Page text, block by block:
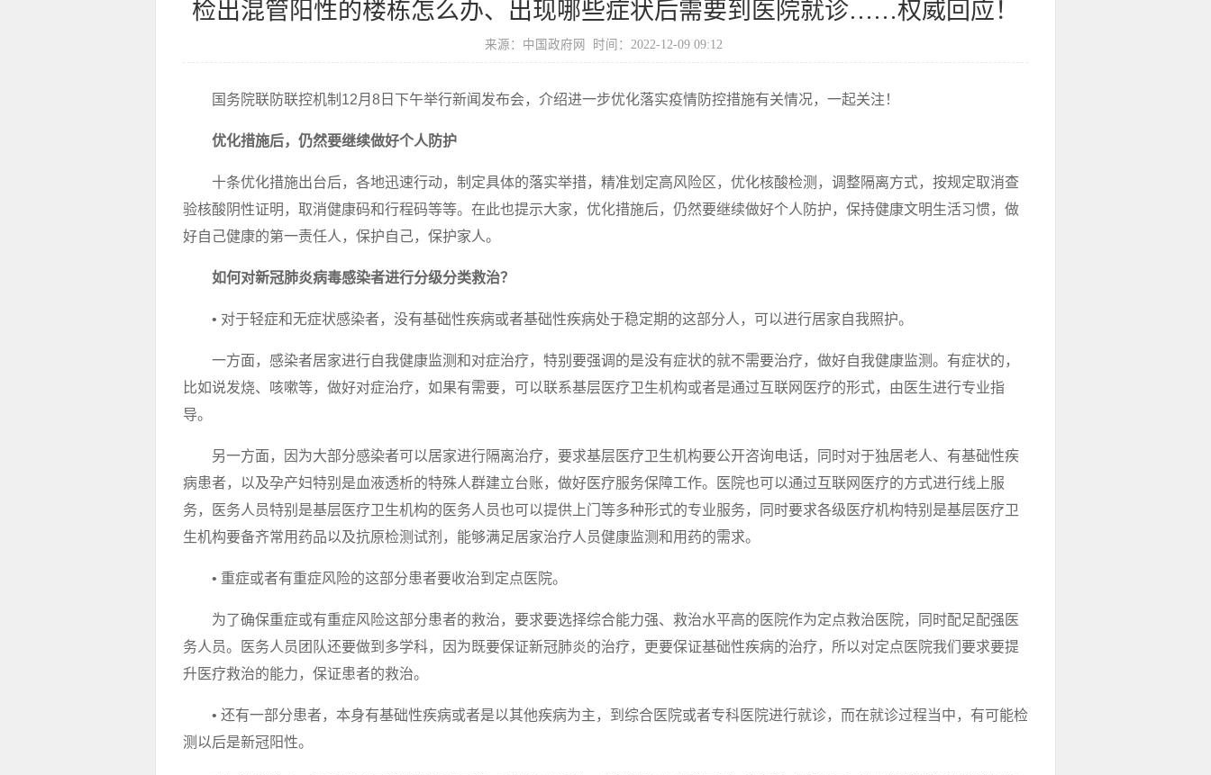
检出混管阳性的楼栋怎么办、出现哪些症状后需要到医院就诊……权威回应！
来源：中国政府网 时间：2022-12-09 09:12
国务院联防联控机制12月8日下午举行新闻发布会，介绍进一步优化落实疫情防控措施有关情况，一起关注！
优化措施后，仍然要继续做好个人防护
十条优化措施出台后，各地迅速行动，制定具体的落实举措，精准划定高风险区，优化核酸检测，调整隔离方式，按规定取消查
验核酸阴性证明，取消健康码和行程码等等。在此也提示大家，优化措施后，仍然要继续做好个人防护，保持健康文明生活习惯，做
好自己健康的第一责任人，保护自己，保护家人。
如何对新冠肺炎病毒感染者进行分级分类救治？
• 对于轻症和无症状感染者，没有基础性疾病或者基础性疾病处于稳定期的这部分人，可以进行居家自我照护。
一方面，感染者居家进行自我健康监测和对症治疗，特别要强调的是没有症状的就不需要治疗，做好自我健康监测。有症状的，
比如说发烧、咳嗽等，做好对症治疗，如果有需要，可以联系基层医疗卫生机构或者是通过互联网医疗的形式，由医生进行专业指
导。
另一方面，因为大部分感染者可以居家进行隔离治疗，要求基层医疗卫生机构要公开咨询电话，同时对于独居老人、有基础性疾
病患者，以及孕产妇特别是血液透析的特殊人群建立台账，做好医疗服务保障工作。医院也可以通过互联网医疗的方式进行线上服
务，医务人员特别是基层医疗卫生机构的医务人员也可以提供上门等多种形式的专业服务，同时要求各级医疗机构特别是基层医疗卫
生机构要备齐常用药品以及抗原检测试剂，能够满足居家治疗人员健康监测和用药的需求。
• 重症或者有重症风险的这部分患者要收治到定点医院。
为了确保重症或有重症风险这部分患者的救治，要求要选择综合能力强、救治水平高的医院作为定点救治医院，同时配足配强医
务人员。医务人员团队还要做到多学科，因为既要保证新冠肺炎的治疗，更要保证基础性疾病的治疗，所以对定点医院我们要求要提
升医疗救治的能力，保证患者的救治。
• 还有一部分患者，本身有基础性疾病或者是以其他疾病为主，到综合医院或者专科医院进行就诊，而在就诊过程当中，有可能检
测以后是新冠阳性。